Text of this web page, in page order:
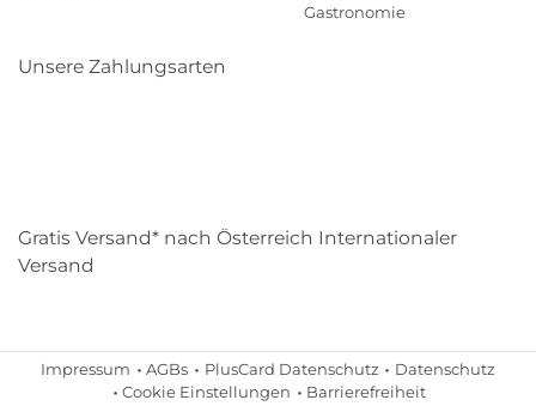
Gastronomie
Unsere Zahlungsarten
Gratis Versand* nach Österreich Internationaler
Versand
Impressum AGBs PlusCard Datenschutz
Datenschutz
Cookie Einstellungen
Barrierefreiheit